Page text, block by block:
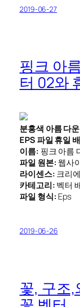
2019-06-27
핑크 아
터 02와
분홍색 아름 다
EPS 파일 휴일
이름: 핑크 아름
파일 원본: 웹사
라이센스: 크리
카테고리: 벡터
파일 형식: Eps
2019-06-26
꽃, 구조